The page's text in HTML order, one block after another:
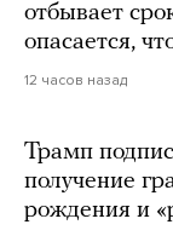
отбывает
опасается,
12 часов назад
Трамп
получение
рождения и